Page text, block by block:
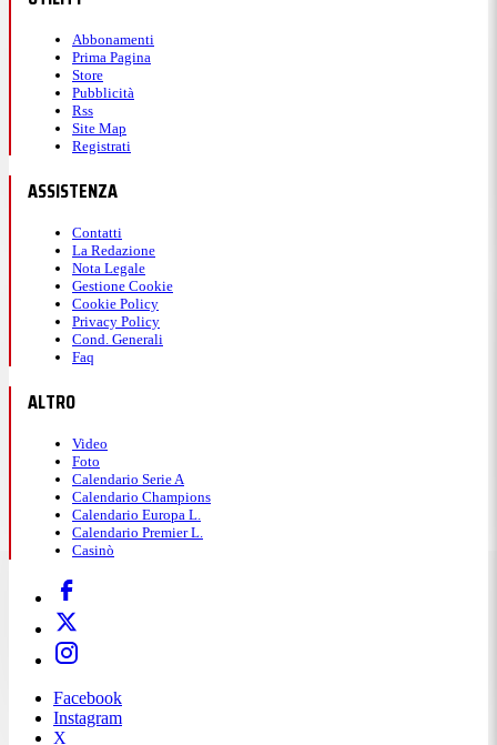
Abbonamenti
Prima Pagina
Store
Pubblicità
Rss
Site Map
Registrati
ASSISTENZA
Contatti
La Redazione
Nota Legale
Gestione Cookie
Cookie Policy
Privacy Policy
Cond. Generali
Faq
ALTRO
Video
Foto
Calendario Serie A
Calendario Champions
Calendario Europa L.
Calendario Premier L.
Casinò
Facebook
Instagram
X